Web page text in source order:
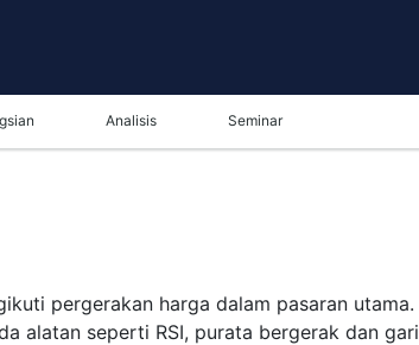
Analisis Seminar
pergerakan harga dalam pasaran
alatan seperti RSI, purata bergerak dan